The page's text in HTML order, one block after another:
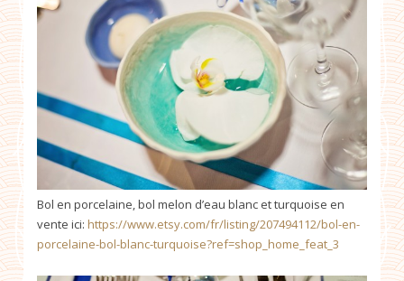
Bol en porcelaine, bol melon d’eau blanc et turquoise en
vente ici: https://www.etsy.com/fr/listing/207494112/bol-en-
porcelaine-bol-blanc-turquoise?ref=shop_home_feat_3